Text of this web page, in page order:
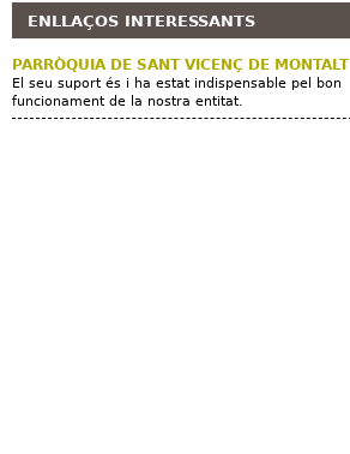
ENLLAÇOS INTERESSANTS
PARRÒQUIA DE SANT VICENÇ DE MONTALT
El seu suport és i ha estat indispensable pel bon
funcionament de la nostra entitat.